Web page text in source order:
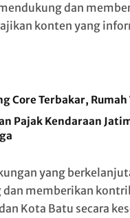
dan
konten yang
Core Terbakar,
Pajak Kendaraan
yang
dan memberikan
Kota Batu secara